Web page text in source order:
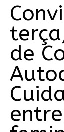
de